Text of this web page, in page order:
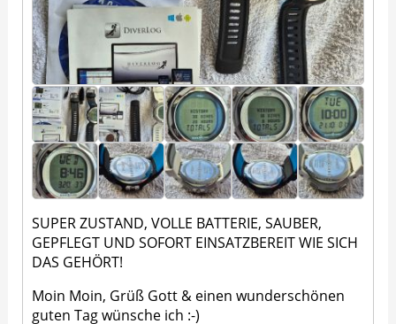
SUPER ZUSTAND, VOLLE BATTERIE, SAUBER,
GEPFLEGT UND SOFORT EINSATZBEREIT WIE SICH
DAS GEHÖRT!
Moin Moin, Grüß Gott & einen wunderschönen
guten Tag wünsche ich :-)